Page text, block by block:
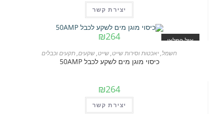
יצירת קשר
אזל המלאי ₪264
חשמל,יאכטות וסירות שייט,שייט,שקעים,תקעים וכבלים
כיסוי מוגן מים לשקע לכבל 50AMP
₪264
יצירת קשר